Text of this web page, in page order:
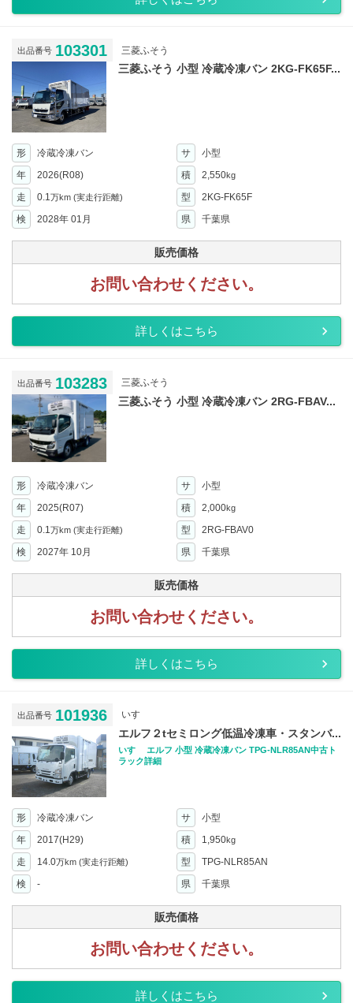
出品番号 103301 三菱ふそう
三菱ふそう 小型 冷蔵冷凍バン 2KG-FK65F...
形 冷蔵冷凍バン サ
小型
年
2026(R08) 積 2,550kg
走 0.1万km (実走行距離) 型
2KG-FK65F
検
2028年 01月 県 千葉県
販売価格
お問い合わせください。
詳しくはこちら
出品番号 103283 三菱ふそう
三菱ふそう 小型 冷蔵冷凍バン 2RG-FBAV...
形 冷蔵冷凍バン サ
小型
年
2025(R07) 積 2,000kg
走 0.1 万km (実走行距離) 型
2RG-FBAV0
検
2027年 10月 県 千葉県
販売価格
お問い合わせください。
詳しくはこちら
出品番号 101936 いすゞ
エルフ２tセミロング低温冷凍車・スタンバ...
いすゞ エルフ 小型 冷蔵冷凍バン TPG-NLR85AN中古ト
ラック詳細
形 冷蔵冷凍バン サ
小型
年
2017(H29) 積 1,950kg
走 14.0万km (実走行距離) 型
TPG-NLR85AN
検
- 県 千葉県
販売価格
お問い合わせください。
詳しくはこちら